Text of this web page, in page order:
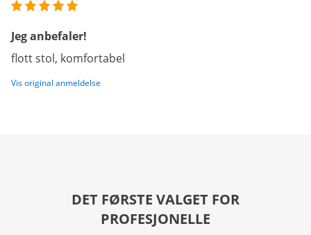
Jeg anbefaler!
flott stol, komfortabel
Vis original anmeldelse
DET FØRSTE VALGET FOR
PROFESJONELLE